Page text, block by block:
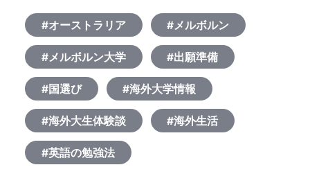
#オーストラリア #メルボルン
#メルボルン大学 #出願準備
#国選び #海外大学情報
#海外大生体験談 #海外生活
#英語の勉強法